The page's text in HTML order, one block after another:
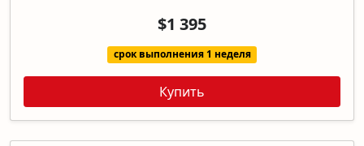
$1 395
срок выполнения 1 неделя
Купить